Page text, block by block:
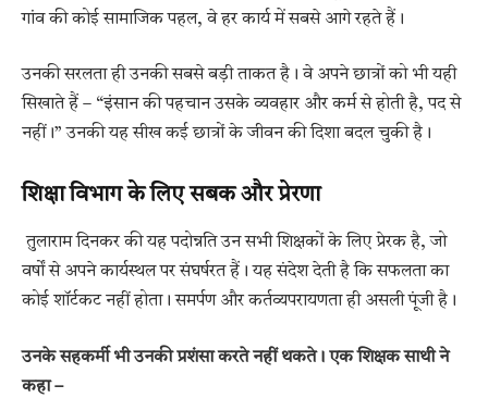
गांव की कोई सामाजिक पहल, वे हर कार्य में सबसे आगे रहते हैं।
उनकी सरलता ही उनकी सबसे बड़ी ताकत है। वे अपने छात्रों को भी यही
सिखाते हैं – “इंसान की पहचान उसके व्यवहार और कर्म से होती है, पद से
नहीं।” उनकी यह सीख कई छात्रों के जीवन की दिशा बदल चुकी है।
शिक्षा विभाग के लिए सबक और प्रेरणा
तुलाराम दिनकर की यह पदोन्नति उन सभी शिक्षकों के लिए प्रेरक है, जो
वर्षों से अपने कार्यस्थल पर संघर्षरत हैं। यह संदेश देती है कि सफलता का
कोई शॉर्टकट नहीं होता। समर्पण और कर्तव्यपरायणता ही असली पूंजी है।
उनके सहकर्मी भी उनकी प्रशंसा करते नहीं थकते। एक शिक्षक साथी ने
कहा –